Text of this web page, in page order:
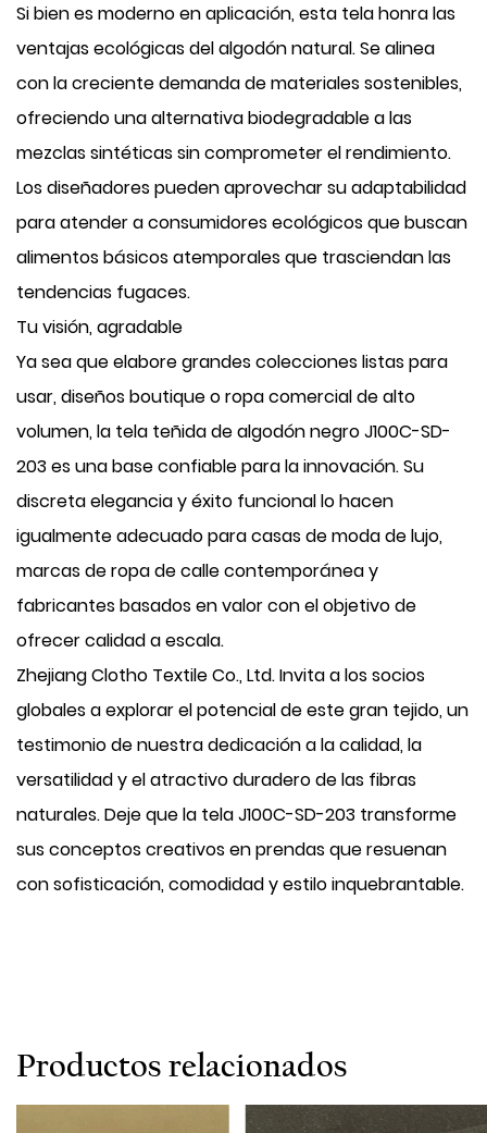
Si bien es moderno en aplicación, esta tela honra las
ventajas ecológicas del algodón natural. Se alinea
con la creciente demanda de materiales sostenibles,
ofreciendo una alternativa biodegradable a las
mezclas sintéticas sin comprometer el rendimiento.
Los diseñadores pueden aprovechar su adaptabilidad
para atender a consumidores ecológicos que buscan
alimentos básicos atemporales que trasciendan las
tendencias fugaces.
Tu visión, agradable
Ya sea que elabore grandes colecciones listas para
usar, diseños boutique o ropa comercial de alto
volumen, la tela teñida de algodón negro J100C-SD-
203 es una base confiable para la innovación. Su
discreta elegancia y éxito funcional lo hacen
igualmente adecuado para casas de moda de lujo,
marcas de ropa de calle contemporánea y
fabricantes basados ​​en valor con el objetivo de
ofrecer calidad a escala.
Zhejiang Clotho Textile Co., Ltd. Invita a los socios
globales a explorar el potencial de este gran tejido, un
testimonio de nuestra dedicación a la calidad, la
versatilidad y el atractivo duradero de las fibras
naturales. Deje que la tela J100C-SD-203 transforme
sus conceptos creativos en prendas que resuenan
con sofisticación, comodidad y estilo inquebrantable.
Productos relacionados